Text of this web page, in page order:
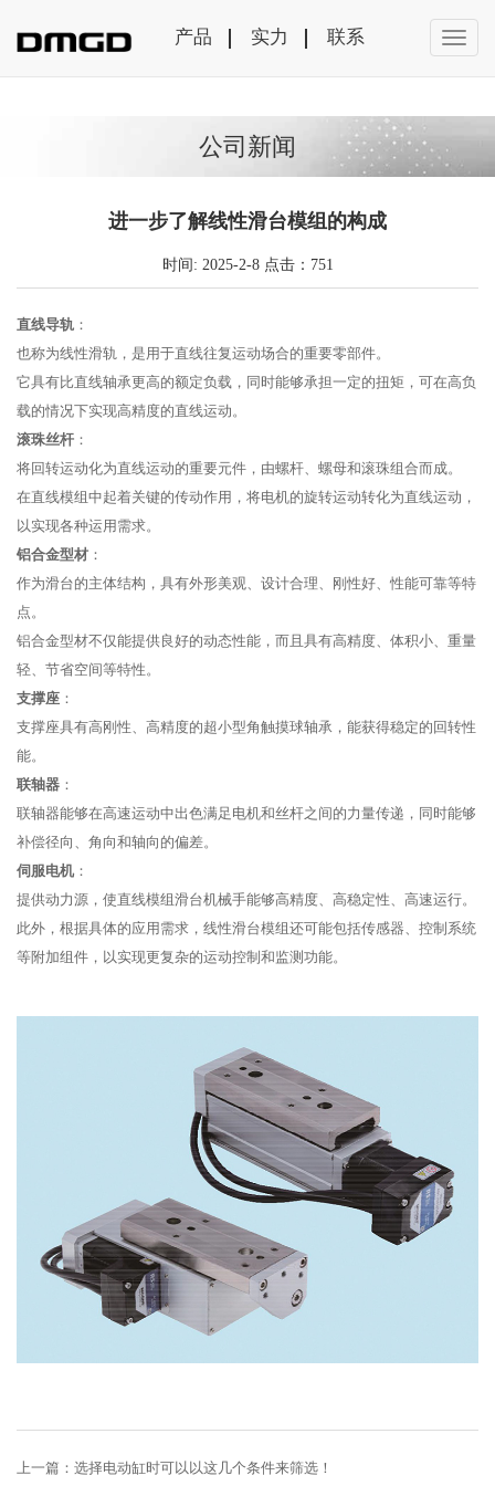
产品 实力 联系
公司新闻
进一步了解线性滑台模组的构成
时间: 2025-2-8 点击：751
直线导轨 ：
也称为线性滑轨，是用于直线往复运动场合的重要零部件。
它具有比直线轴承更高的额定负载，同时能够承担一定的扭矩，可在高负
载的情况下实现高精度的直线运动。
滚珠丝杆 ：
将回转运动化为直线运动的重要元件，由螺杆、螺母和滚珠组合而成。
在直线模组中起着关键的传动作用，将电机的旋转运动转化为直线运动，
以实现各种运用需求。
铝合金型材 ：
作为滑台的主体结构，具有外形美观、设计合理、刚性好、性能可靠等特
点。
铝合金型材不仅能提供良好的动态性能，而且具有高精度、体积小、重量
轻、节省空间等特性。
支撑座 ：
支撑座具有高刚性、高精度的超小型角触摸球轴承，能获得稳定的回转性
能。
联轴器 ：
联轴器能够在高速运动中出色满足电机和丝杆之间的力量传递，同时能够
补偿径向、角向和轴向的偏差。
伺服电机：
提供动力源，使直线模组滑台机械手能够高精度、高稳定性、高速运行。
此外，根据具体的应用需求，线性滑台模组还可能包括传感器、控制系统
等附加组件，以实现更复杂的运动控制和监测功能。
上一篇： 选择电动缸时可以以这几个条件来筛选！